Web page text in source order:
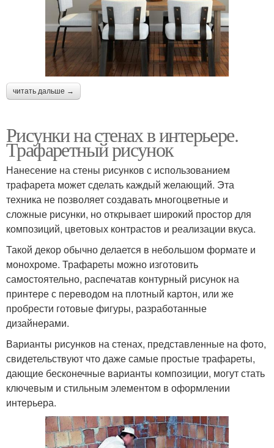
читать дальше →
Рисунки на стенах в интерьере.
Трафаретный рисунок
Нанесение на стены рисунков с использованием
трафарета может сделать каждый желающий. Эта
техника не позволяет создавать многоцветные и
сложные рисунки, но открывает широкий простор для
композиций, цветовых контрастов и реализации вкуса.
Такой декор обычно делается в небольшом формате и
монохроме. Трафареты можно изготовить
самостоятельно, распечатав контурный рисунок на
принтере с переводом на плотный картон, или же
пробрести готовые фигуры, разработанные
дизайнерами.
Варианты рисунков на стенах, представленные на фото,
свидетельствуют что даже самые простые трафареты,
дающие бесконечные варианты композиции, могут стать
ключевым и стильным элементом в оформлении
интерьера.